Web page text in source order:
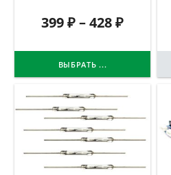
399₽–428₽
ВЫБРАТЬ ...